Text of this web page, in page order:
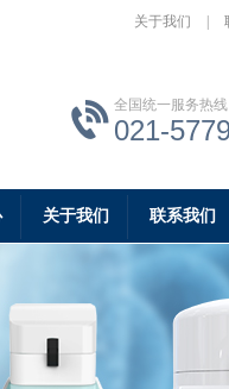
关于我们
全国统一服务热线
021-
关于我们 联系我们